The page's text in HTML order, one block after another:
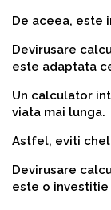
De aceea, este
Devirusare
este adaptata
Un calculator
viata mai lunga.
Astfel, eviti
Devirusare
este o